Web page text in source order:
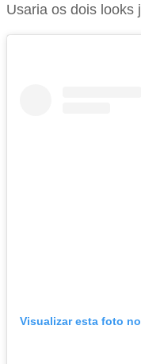
Usaria os dois looks
Visualizar esta foto